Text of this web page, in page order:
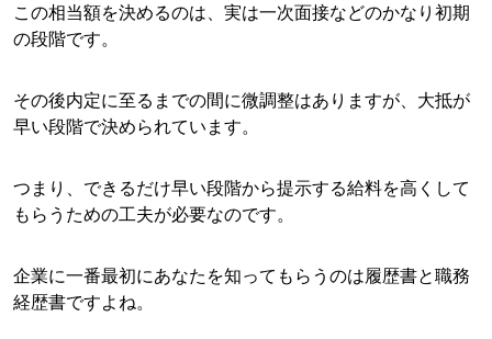
この相当額を決めるのは、実は一次面接などのかなり初期
の段階です。
その後内定に至るまでの間に微調整はありますが、大抵が
早い段階で決められています。
つまり、できるだけ早い段階から提示する給料を高くして
もらうための工夫が必要なのです。
企業に一番最初にあなたを知ってもらうのは履歴書と職務
経歴書ですよね。